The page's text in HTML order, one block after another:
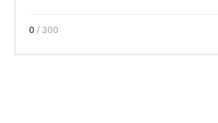
0 / 300